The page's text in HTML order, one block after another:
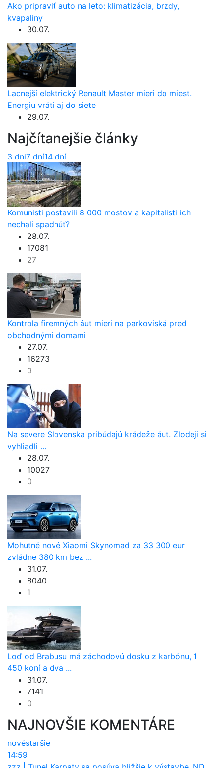
Ako pripraviť auto na leto: klimatizácia, brzdy,
kvapaliny
30.07.
Lacnejší elektrický Renault Master mieri do miest.
Energiu vráti aj do siete
29.07.
Najčítanejšie články
3 dni7 dní14 dní
Komunisti postavili 8 000 mostov a kapitalisti ich
nechali spadnúť?
28.07.
17081
27
Kontrola firemných áut mieri na parkoviská pred
obchodnými domami
27.07.
16273
9
Na severe Slovenska pribúdajú krádeže áut. Zlodeji si
vyhliadli ...
28.07.
10027
0
Mohutné nové Xiaomi Skynomad za 33 300 eur
zvládne 380 km bez ...
31.07.
8040
1
Loď od Brabusu má záchodovú dosku z karbónu, 1
450 koní a dva ...
31.07.
7141
0
NAJNOVŠIE KOMENTÁRE
novéstaršie
14:59